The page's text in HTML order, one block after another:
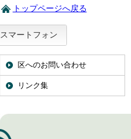
トップページへ戻る
スマートフォン
区へのお問い合わせ
リンク集